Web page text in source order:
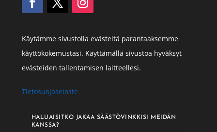
Käytämme sivustolla evästeitä parantaaksemme
käyttökokemustasi. Käyttämällä sivustoa hyväksyt
evästeiden tallentamisen laitteellesi.
Tietosuojaseloste
HALUAISITKO JAKAA SÄÄSTÖVINKKISI MEIDÄN
KANSSA?